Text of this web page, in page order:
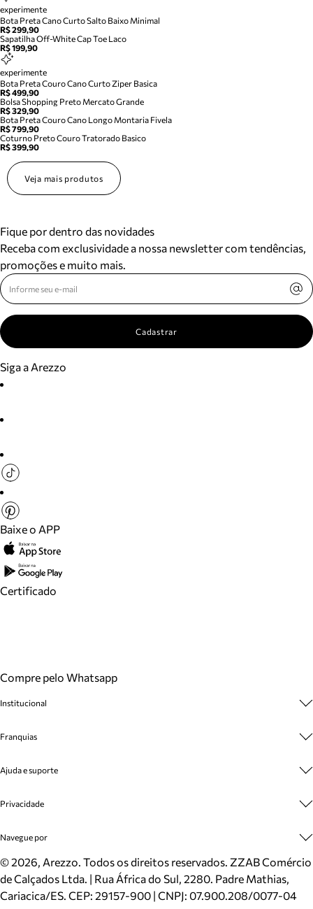
experimente
Bota Preta Cano Curto Salto Baixo Minimal
R$ 299,90
Sapatilha Off-White Cap Toe Laco
R$ 199,90
experimente
Bota Preta Couro Cano Curto Ziper Basica
R$ 499,90
Bolsa Shopping Preto Mercato Grande
R$ 329,90
Bota Preta Couro Cano Longo Montaria Fivela
R$ 799,90
Coturno Preto Couro Tratorado Basico
R$ 399,90
Veja mais produtos
Fique por dentro das novidades
Receba com exclusividade a nossa newsletter com tendências,
promoções e muito mais.
Cadastrar
Siga a Arezzo
Baixe o APP
Certificado
Compre pelo Whatsapp
Institucional
Cashback
Venda Corporativa
Mapa do Site
Inverno
Mundo Arezzo
Franquias
Plano de Negócio
Ajuda e suporte
Cadastro
Meus Pedidos
Trocas e Devoluções
Cartão Presente
Localizador de lojas
Privacidade
Politica e Privacidade
Navegue por
Sapatos
Bolsas
Scarpins
©2026, Arezzo. Todos os direitos reservados. ZZAB Comércio
de Calçados Ltda. | Rua África do Sul, 2280. Padre Mathias,
Cariacica/ES. CEP: 29157-900 | CNPJ: 07.900.208/0077-04